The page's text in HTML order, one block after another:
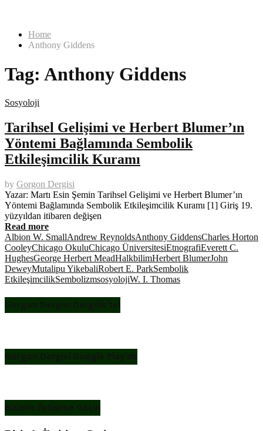
Home
Anthony Giddens
Tag: Anthony Giddens
Sosyoloji
Tarihsel Gelişimi ve Herbert Blumer’ın
Yöntemi Bağlamında Sembolik
Etkileşimcilik Kuramı
by Gorgon Dergisi
Yazar: Martı Esin Şemin Tarihsel Gelişimi ve Herbert Blumer’ın
Yöntemi Bağlamında Sembolik Etkileşimcilik Kuramı [1] Giriş 19.
yüzyıldan itibaren değişen
Read more
Albion W. SmallAndrew ReynoldsAnthony GiddensCharles Horton
CooleyChicago OkuluChicago ÜniversitesiEtnografiEverett C.
HughesGeorge Herbert MeadHalkbilimHerbert BlumerJohn
DeweyMutalipu YikebaliRobert E. ParkSembolik
EtkileşimcilikSembolizmsosyolojiW. I. Thomas
Gorgon Dergisi Dergilik’te!
Gorgon Dergisi Google Play’de
Bizimle İletişime Geçin